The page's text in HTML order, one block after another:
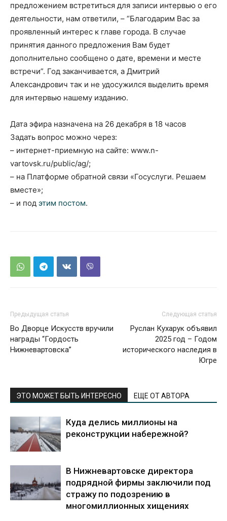
предложением встретиться для записи интервью о его
деятельности, нам ответили, – “Благодарим Вас за
проявленный интерес к главе города. В случае
принятия данного предложения Вам будет
дополнительно сообщено о дате, времени и месте
встречи”. Год заканчивается, а Дмитрий
Александрович так и не удосужился выделить время
для интервью нашему изданию.
Дата эфира назначена на 26 декабря в 18 часов
Задать вопрос можно через:
– интернет-приемную на сайте: www.n-
vartovsk.ru/public/ag/;
– на Платформе обратной связи «Госуслуги. Решаем
вместе»;
– и под этим постом.
Предыдущая статья
Во Дворце Искусств вручили
награды “Гордость
Нижневартовска”
Следующая статья
Руслан Кухарук объявил
2025 год – Годом
исторического наследия в
Югре
ЭТО МОЖЕТ БЫТЬ ИНТЕРЕСНО ЕЩЕ ОТ АВТОРА
Куда делись миллионы на
реконструкции набережной?
В Нижневартовске директора
подрядной фирмы заключили под
стражу по подозрению в
многомиллионных хищениях